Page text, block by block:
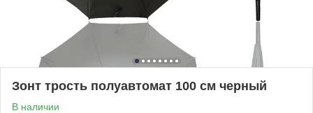
Зонт трость полуавтомат 100 см черный
В наличии